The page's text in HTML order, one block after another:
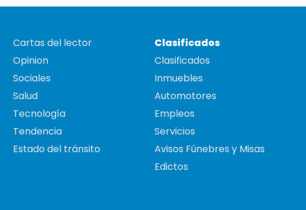
Cartas del lector
Opinion
Sociales
Salud
Tecnología
Tendencia
Estado del tránsito
Clasificados
Clasificados
Inmuebles
Automotores
Empleos
Servicios
Avisos Fúnebres y Misas
Edictos